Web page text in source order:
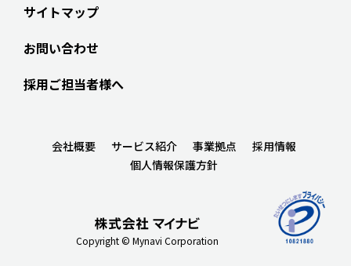
サイトマップ
お問い合わせ
採用ご担当者様へ
Copyright © Mynavi Corporation
会社概要 サービス紹介 事業拠点
採用情報
個人情報保護方針